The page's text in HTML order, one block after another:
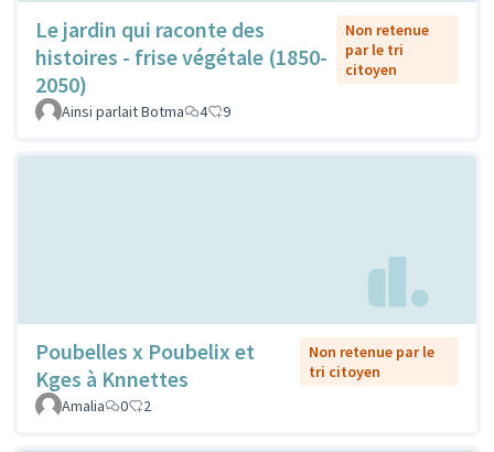
Le jardin qui raconte des
histoires - frise végétale (1850-
2050)
Non retenue
par le tri
citoyen
Ainsi parlait Botma 4 9
Poubelles x Poubelix et
Kges à Knnettes
Non retenue par le
tri citoyen
Amalia
0 2